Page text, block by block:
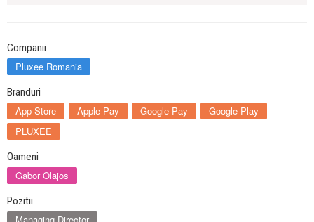
Companii
Pluxee Romania
Branduri
App Store Apple Pay Google Pay
Google Play
PLUXEE
Oameni
Gabor Olajos
Pozitii